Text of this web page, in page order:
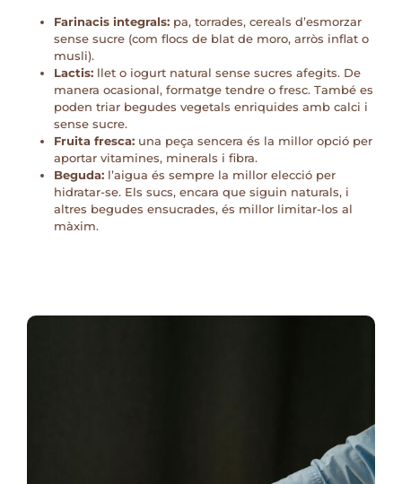
Farinacis integrals: pa, torrades, cereals d’esmorzar
sense sucre (com flocs de blat de moro, arròs inflat o
musli).
Lactis: llet o iogurt natural sense sucres afegits. De
manera ocasional, formatge tendre o fresc. També es
poden triar begudes vegetals enriquides amb calci i
sense sucre.
Fruita fresca: una peça sencera és la millor opció per
aportar vitamines, minerals i fibra.
Beguda: l’aigua és sempre la millor elecció per
hidratar-se. Els sucs, encara que siguin naturals, i
altres begudes ensucrades, és millor limitar-los al
màxim.